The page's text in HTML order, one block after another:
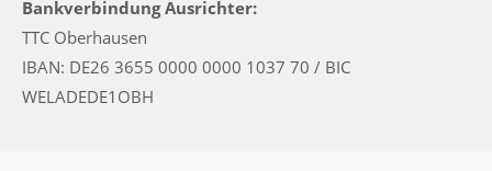
Bankverbindung Ausrichter:
TTC Oberhausen
IBAN: DE26 3655 0000 0000 1037 70 / BIC
WELADEDE1OBH